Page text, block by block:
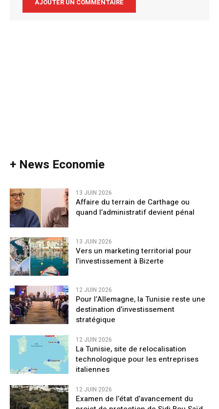
+ News Economie
13 JUIN 2026
Affaire du terrain de Carthage ou
quand l’administratif devient pénal
13 JUIN 2026
Vers un marketing territorial pour
l’investissement à Bizerte
12 JUIN 2026
Pour l’Allemagne, la Tunisie reste une
destination d’investissement
stratégique
12 JUIN 2026
La Tunisie, site de relocalisation
technologique pour les entreprises
italiennes
12 JUIN 2026
Examen de l’état d’avancement du